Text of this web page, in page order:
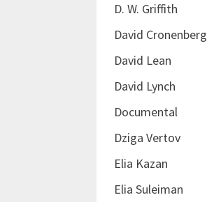
D. W. Griffith
David Cronenberg
David Lean
David Lynch
Documental
Dziga Vertov
Elia Kazan
Elia Suleiman